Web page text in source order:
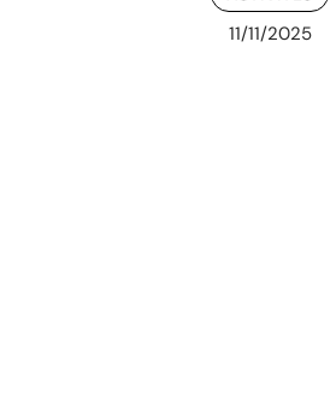
11/11/2025